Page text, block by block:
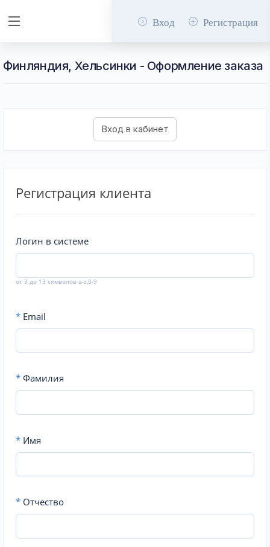
Вход Регистрация
Финляндия, Хельсинки - Оформление заказа
Регистрация клиента
Логин в системе
от 3 до 13 символов a-z,0-9
* Email
* Фамилия
* Имя
* Отчество